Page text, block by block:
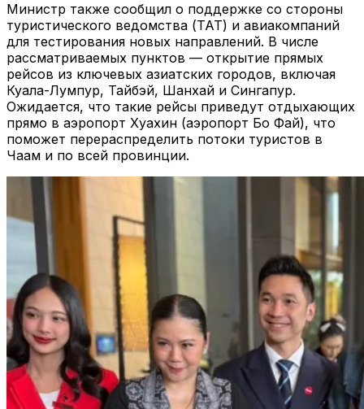
Министр также сообщил о поддержке со стороны
туристического ведомства (TAT) и авиакомпаний
для тестирования новых направлений. В числе
рассматриваемых пунктов — открытие прямых
рейсов из ключевых азиатских городов, включая
Куала-Лумпур, Тайбэй, Шанхай и Сингапур.
Ожидается, что такие рейсы приведут отдыхающих
прямо в аэропорт Хуахин (аэропорт Бо Фай), что
поможет перераспределить потоки туристов в
Чаам и по всей провинции.